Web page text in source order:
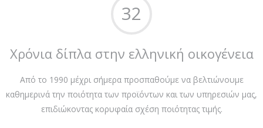
32
Χρόνια δίπλα στην ελληνική οικογένεια
Από το 1990 μέχρι σήμερα προσπαθούμε να βελτιώνουμε
καθημερινά την ποιότητα των προϊόντων και των υπηρεσιών μας,
επιδιώκοντας κορυφαία σχέση ποιότητας τιμής.